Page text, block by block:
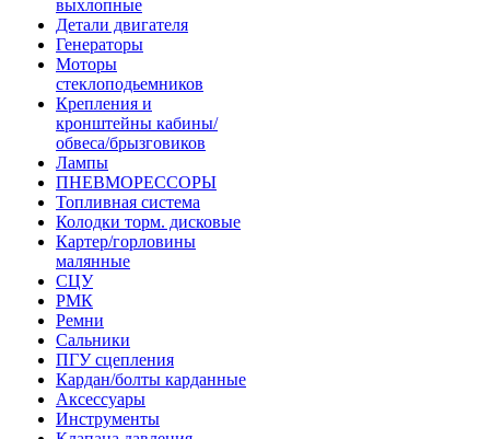
выхлопные
Детали двигателя
Генераторы
Моторы
стеклоподьемников
Крепления и
кронштейны кабины/
обвеса/брызговиков
Лампы
ПНЕВМОРЕССОРЫ
Топливная система
Колодки торм. дисковые
Картер/горловины
малянные
СЦУ
РМК
Ремни
Сальники
ПГУ сцепления
Кардан/болты карданные
Аксессуары
Инструменты